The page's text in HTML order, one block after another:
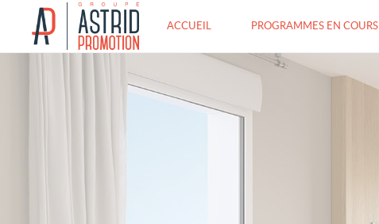
ACCUEIL PROGRAMMES EN COURS